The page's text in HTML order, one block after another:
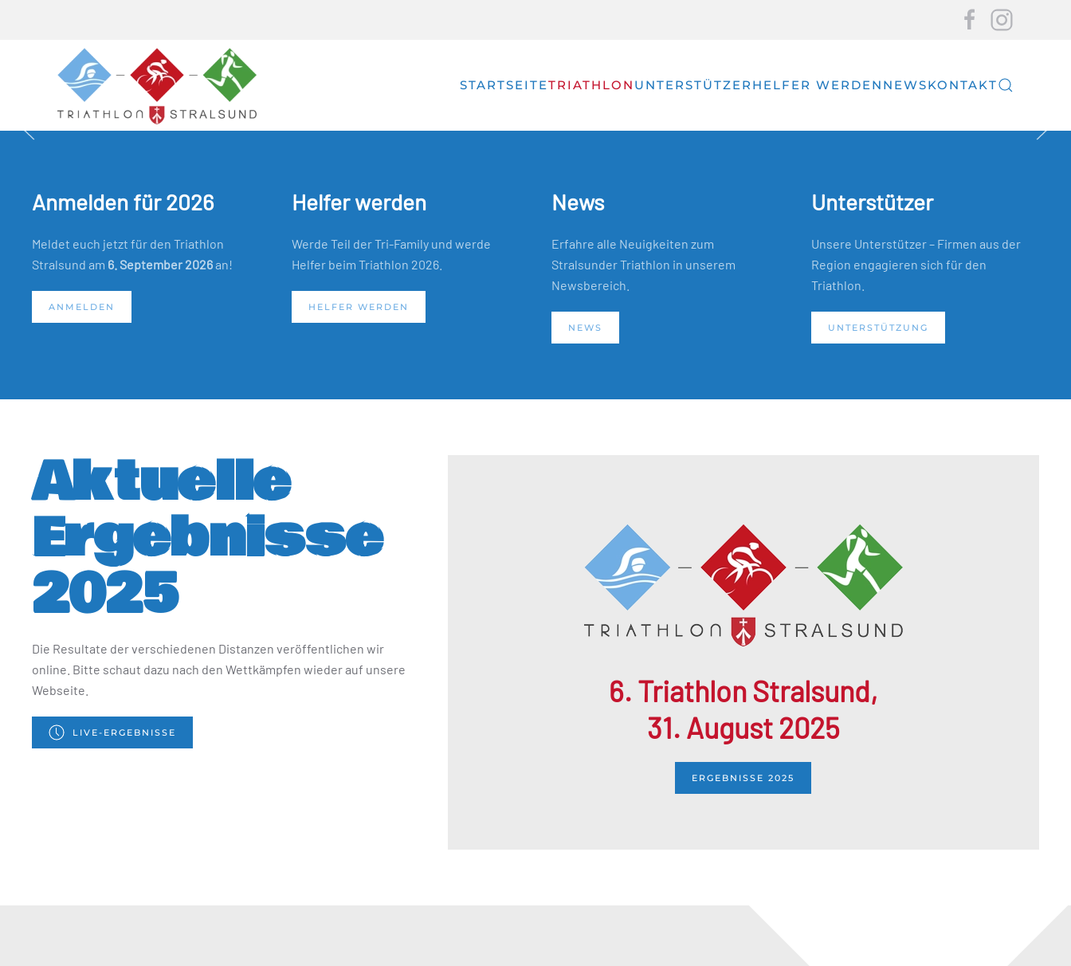
STARTSEITETRIATHLON UNTERSTÜTZER HELFER WERDEN NEWSKONTAKT
Anmelden für 2026
Meldet euch jetzt für den Triathlon
Stralsund am 6. September 2026an!
ANMELDEN
Helfer werden
Werde Teil der Tri-Family und werde
Helfer beim Triathlon 2026.
HELFER WERDEN
News
Erfahre alle Neuigkeiten zum
Stralsunder Triathlon in unserem
Newsbereich.
NEWS
Unterstützer
Unsere Unterstützer – Firmen aus der
Region engagieren sich für den
Triathlon.
UNTERSTÜTZUNG
Aktuelle
Ergebnisse
2025
Die Resultate der verschiedenen Distanzen veröffentlichen wir
online. Bitte schaut dazu nach den Wettkämpfen wieder auf unsere
Webseite.
LIVE-ERGEBNISSE
6. Triathlon Stralsund,
31. August 2025
ERGEBNISSE 2025